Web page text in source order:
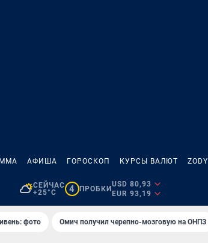
АФИША ГОРОСКОП КУРСЫ ВАЛЮТ ZODY
СЕЙЧАС
+25°C
4 ПРОБКИ
USD 80,93
EUR 93,19
фото Омич получил черепно-мозговую на ОНПЗ